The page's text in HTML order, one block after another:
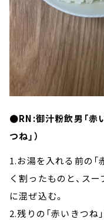
●RN:御汁粉飲男「赤
つね」）
1.お湯を入れる前の
く割ったものと、ス
に混ぜ込む。
2.残りの「赤いきつね